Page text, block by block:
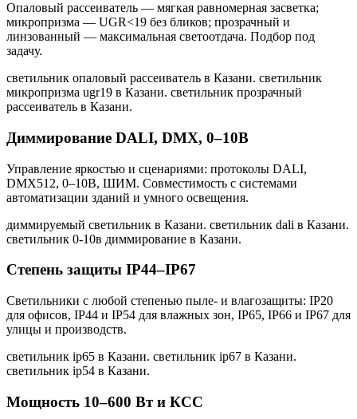
Опаловый рассеиватель — мягкая равномерная засветка;
микропризма — UGR<19 без бликов; прозрачный и
линзованный — максимальная светоотдача. Подбор под
задачу.
светильник опаловый рассеиватель в Казани. светильник
микропризма ugr19 в Казани. светильник прозрачный
рассеиватель в Казани.
Диммирование DALI, DMX, 0–10В
Управление яркостью и сценариями: протоколы DALI,
DMX512, 0–10В, ШИМ. Совместимость с системами
автоматизации зданий и умного освещения.
диммируемый светильник в Казани. светильник dali в Казани.
светильник 0-10в диммирование в Казани.
Степень защиты IP44–IP67
Светильники с любой степенью пыле- и влагозащиты: IP20
для офисов, IP44 и IP54 для влажных зон, IP65, IP66 и IP67 для
улицы и производств.
светильник ip65 в Казани. светильник ip67 в Казани.
светильник ip54 в Казани.
Мощность 10–600 Вт и КСС